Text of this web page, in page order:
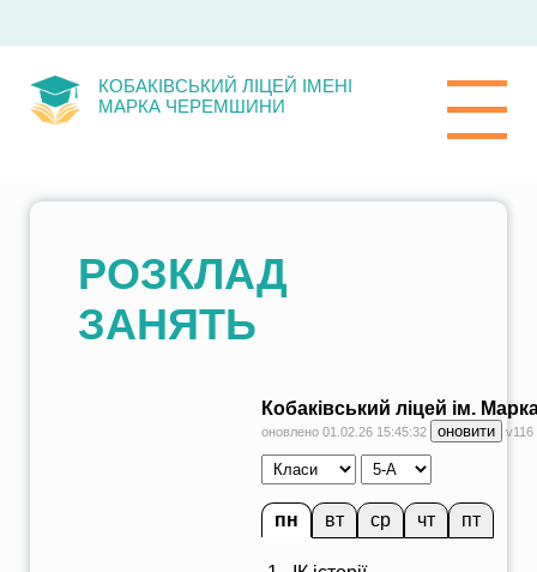
КОБАКІВСЬКИЙ ЛІЦЕЙ ІМЕНІ
МАРКА ЧЕРЕМШИНИ
РОЗКЛАД
ЗАНЯТЬ